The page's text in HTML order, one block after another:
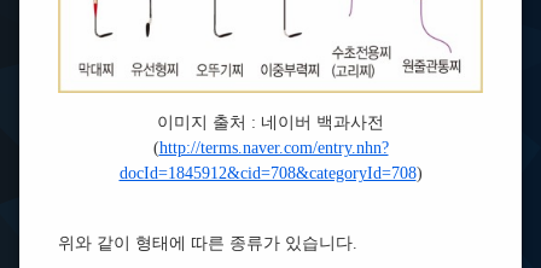
이미지 출처 : 네이버 백과사전
(http://terms.naver.com/entry.nhn?
docId=1845912&cid=708&categoryId=708)
위와 같이 형태에 따른 종류가 있습니다.